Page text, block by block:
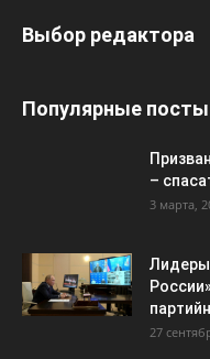
Выбор редактора
Популярные посты
–
3 марта,
Лидеры
27